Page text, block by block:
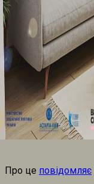
Про це повідомляє